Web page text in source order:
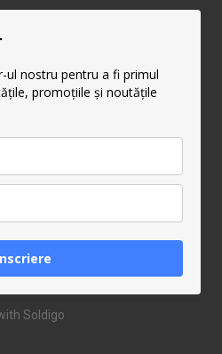
ul nostru pentru a fi primul
promoțiile și noutățile
Soldigo